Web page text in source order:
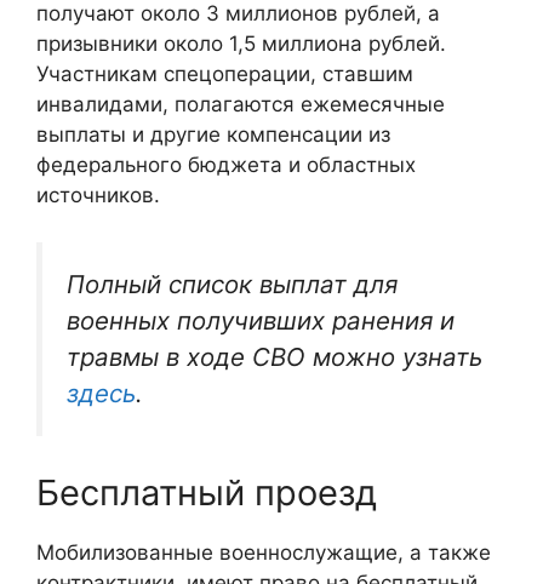
получают около 3 миллионов рублей, а
призывники около 1,5 миллиона рублей.
Участникам спецоперации, ставшим
инвалидами, полагаются ежемесячные
выплаты и другие компенсации из
федерального бюджета и областных
источников.
Полный список выплат для
военных получивших ранения и
травмы в ходе СВО можно узнать
здесь.
Бесплатный проезд
Мобилизованные военнослужащие, а также